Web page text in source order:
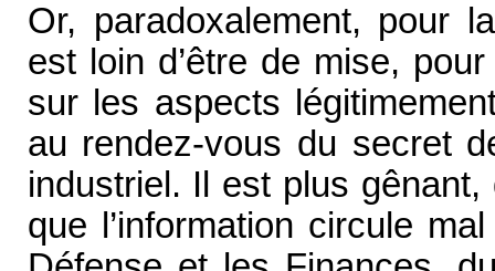
Or, paradoxalement, pour
est loin d’être de mise,
sur les aspects
au rendez-vous du secret
industriel. Il est plus
que l’information circule